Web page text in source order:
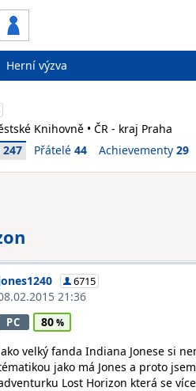
Herní výzva
Knihovně • ČR - kraj Praha
247 Přátelé 44 Achievementy 29
6715
21:36
PC
80
velký fanda Indiana Jonese si
jako má Jones a proto
Lost Horizon která se